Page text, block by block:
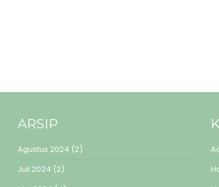
ARSIP
Agustus 2024 (2)
Juli 2024 (2)